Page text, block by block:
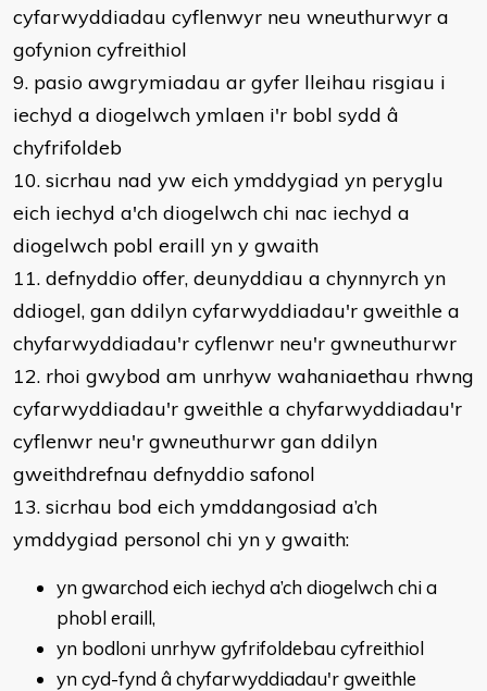
cyfarwyddiadau cyflenwyr neu wneuthurwyr a
gofynion cyfreithiol
9. pasio awgrymiadau ar gyfer lleihau risgiau i
iechyd a diogelwch ymlaen i'r bobl sydd â
chyfrifoldeb
10. sicrhau nad yw eich ymddygiad yn peryglu
eich iechyd a'ch diogelwch chi nac iechyd a
diogelwch pobl eraill yn y gwaith
11. defnyddio offer, deunyddiau a chynnyrch yn
ddiogel, gan ddilyn cyfarwyddiadau'r gweithle a
chyfarwyddiadau'r cyflenwr neu'r gwneuthurwr
12. rhoi gwybod am unrhyw wahaniaethau rhwng
cyfarwyddiadau'r gweithle a chyfarwyddiadau'r
cyflenwr neu'r gwneuthurwr gan ddilyn
gweithdrefnau defnyddio safonol
13. sicrhau bod eich ymddangosiad a’ch
ymddygiad personol chi yn y gwaith:
yn gwarchod eich iechyd a’ch diogelwch chi a
phobl eraill,
yn bodloni unrhyw gyfrifoldebau cyfreithiol
yn cyd-fynd â chyfarwyddiadau'r gweithle